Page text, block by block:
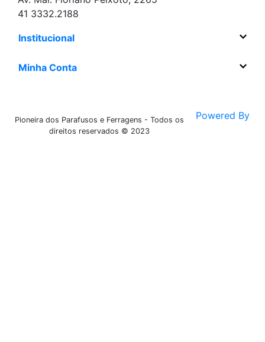
41 3332.2188
Institucional
Minha Conta
Pioneira dos Parafusos e Ferragens - Todos os
direitos reservados © 2023
Powered By